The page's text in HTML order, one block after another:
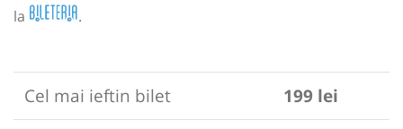
la
.
Cel mai ieftin bilet
199 lei